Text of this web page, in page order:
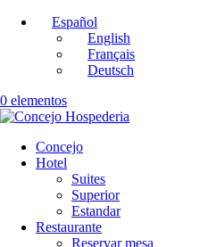
Español
English
Français
Deutsch
0 elementos
Concejo
Hotel
Suites
Superior
Estandar
Restaurante
Reservar mesa